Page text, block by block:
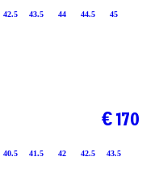
42.5 43.5 44 44.5 45
40.5 41.5 42 42.5 43.5
€ 170